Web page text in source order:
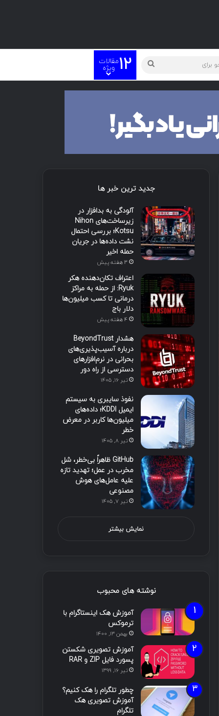
جستجو
برای
12مقالات
ویژه
جدید ترین خبر ها
آلودگی به بدافزار در
زیرساخت‌های Nihon
Kotsu؛ بررسی احتمال
نشت داده‌ها در جریان
حمله اخیر
3 هفته پیش
اعتراف تکان‌دهنده هکر
Ryuk: از حمله به مراکز
درمانی تا کسب میلیون‌ها
دلار باج
4 هفته پیش
هشدار BeyondTrust
درباره آسیب‌پذیری‌های
بحرانی در نرم‌افزارهای
دسترسی از راه دور
تیر ۱۶, ۱۴۰۵
نفوذ سایبری به سیستم
ایمیل KDDI؛ داده‌های
میلیون‌ها کاربر در معرض
خطر
تیر ۸, ۱۴۰۵
GitHub ظاهراً بی‌خطر، شل
مخرب در عمل؛ تهدید تازه
علیه عامل‌های هوش
مصنوعی
تیر ۷, ۱۴۰۵
نمایش بیشتر
نوشته های محبوب
آموزش هک اینستاگرام با
ترموکس
بهمن ۱۳, ۱۴۰۰
آموزش تصویری شکستن
پسورد فایل ZIP و RAR
تیر ۱۶, ۱۳۹۹
چطور تلگرام را هک کنیم؟
آموزش تصویری هک
تلگرام